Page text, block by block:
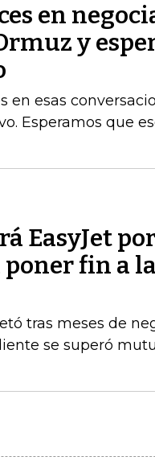
en
y
en esas
Esperamos que
EasyJet
fin a
tras meses de
se superó